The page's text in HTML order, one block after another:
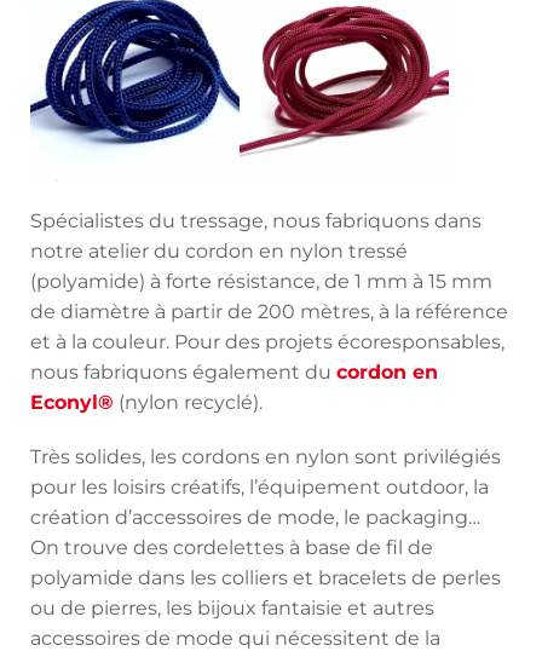
Spécialistes du tressage, nous fabriquons dans
notre atelier du cordon en nylon tressé
(polyamide) à forte résistance, de 1 mm à 15 mm
de diamètre à partir de 200 mètres, à la référence
et à la couleur. Pour des projets écoresponsables,
nous fabriquons également du cordon en
Econyl® (nylon recyclé).
Très solides, les cordons en nylon sont privilégiés
pour les loisirs créatifs, l’équipement outdoor, la
création d’accessoires de mode, le packaging…
On trouve des cordelettes à base de fil de
polyamide dans les colliers et bracelets de perles
ou de pierres, les bijoux fantaisie et autres
accessoires de mode qui nécessitent de la